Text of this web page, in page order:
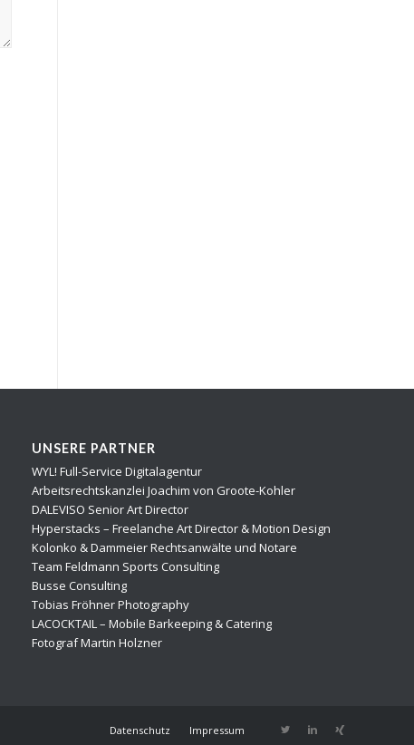
UNSERE PARTNER
WYL! Full-Service Digitalagentur
Arbeitsrechtskanzlei Joachim von Groote-Kohler
DALEVISO Senior Art Director
Hyperstacks – Freelanche Art Director & Motion Design
Kolonko & Dammeier Rechtsanwälte und Notare
Team Feldmann Sports Consulting
Busse Consulting
Tobias Fröhner Photography
LACOCKTAIL – Mobile Barkeeping & Catering
Fotograf Martin Holzner
Datenschutz Impressum